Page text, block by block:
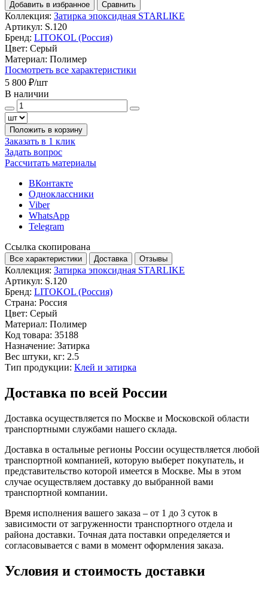
Добавить в избранное Сравнить
Коллекция: Затирка эпоксидная STARLIKE
Артикул: S.120
Бренд: LITOKOL (Россия)
Цвет: Серый
Материал: Полимер
Посмотреть все характеристики
5 800 ₽/шт
В наличии
Положить в корзину
Заказать в 1 клик
Задать вопрос
Рассчитать материалы
ВКонтакте
Одноклассники
Viber
WhatsApp
Telegram
Ссылка скопирована
Все характеристики Доставка Отзывы
Коллекция: Затирка эпоксидная STARLIKE
Артикул: S.120
Бренд: LITOKOL (Россия)
Страна: Россия
Цвет: Серый
Материал: Полимер
Код товара: 35188
Назначение: Затирка
Вес штуки, кг: 2.5
Тип продукции: Клей и затирка
Доставка по всей России
Доставка осуществляется по Москве и Московской области
транспортными службами нашего склада.
Доставка в остальные регионы России осуществляется любой
транспортной компанией, которую выберет покупатель, и
представительство которой имеется в Москве. Мы в этом
случае осуществляем доставку до выбранной вами
транспортной компании.
Время исполнения вашего заказа – от 1 до 3 суток в
зависимости от загруженности транспортного отдела и
района доставки. Точная дата поставки определяется и
согласовывается с вами в момент оформления заказа.
Условия и стоимость доставки